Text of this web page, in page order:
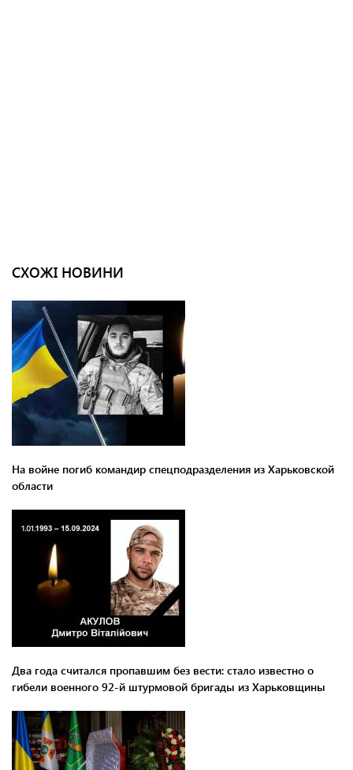
СХОЖІ НОВИНИ
На войне погиб командир спецподразделения из Харьковской
области
Два года считался пропавшим без вести: стало известно о
гибели военного 92-й штурмовой бригады из Харьковщины